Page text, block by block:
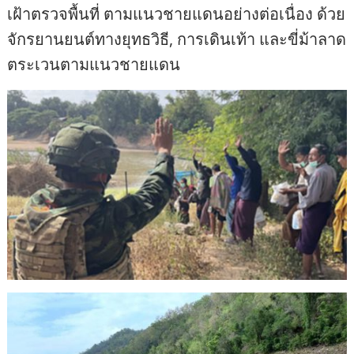
เฝ้าตรวจพื้นที่ ตามแนวชายแดนอย่างต่อเนื่อง ด้วย
จักรยานยนต์ทางยุทธวิธี, การเดินเท้า และขี่ม้าลาด
ตระเวนตามแนวชายแดน